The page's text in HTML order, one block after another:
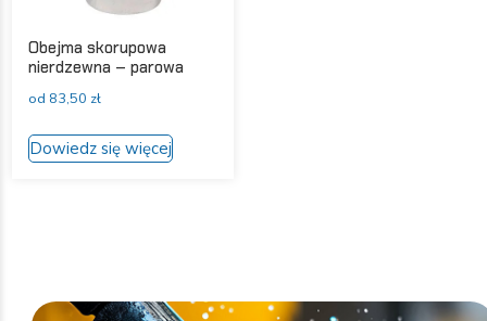
Obejma skorupowa
nierdzewna – parowa
od 83,50 zł
Dowiedz się więcejprodukt
wybrać